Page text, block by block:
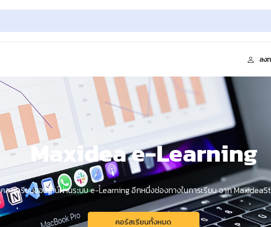
ลง
Maxidea e-Learning
คลาสเรียนออนไลน์ผ่านระบบ e-Learning อีกหนึ่งช่องทางในการเรียน จาก
คอร์สเรียนทั้งหมด